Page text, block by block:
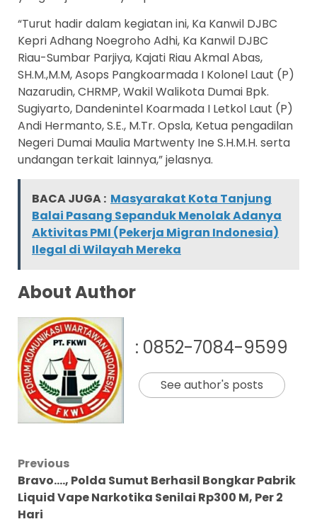
“Turut hadir dalam kegiatan ini, Ka Kanwil DJBC
Kepri Adhang Noegroho Adhi, Ka Kanwil DJBC
Riau-Sumbar Parjiya, Kajati Riau Akmal Abas,
SH.M.,M.M, Asops Pangkoarmada I Kolonel Laut (P)
Nazarudin, CHRMP, Wakil Walikota Dumai Bpk.
Sugiyarto, Dandenintel Koarmada I Letkol Laut (P)
Andi Hermanto, S.E., M.Tr. Opsla, Ketua pengadilan
Negeri Dumai Maulia Martwenty Ine S.H.M.H. serta
undangan terkait lainnya,” jelasnya.
BACA JUGA : Masyarakat Kota Tanjung
Balai Pasang Sepanduk Menolak Adanya
Aktivitas PMI (Pekerja Migran Indonesia)
Ilegal di Wilayah Mereka
About Author
: 0852-7084-9599
See author's posts
Post
navigation
Previous
Bravo…., Polda Sumut Berhasil Bongkar Pabrik
Liquid Vape Narkotika Senilai Rp300 M, Per 2
Hari